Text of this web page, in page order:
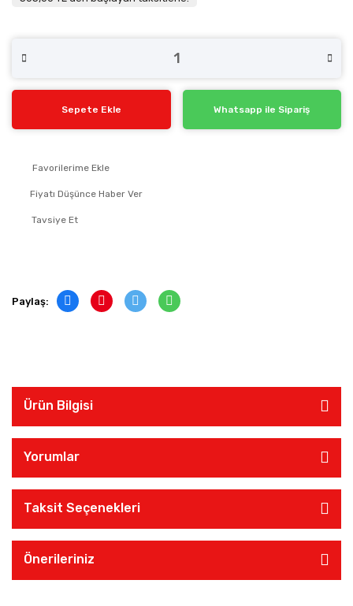
Sepete Ekle Whatsapp ile Sipariş
Fiyatı Düşünce Haber Ver
Tavsiye Et
Paylaş:
Ürün Bilgisi
Yorumlar
Taksit Seçenekleri
Önerileriniz